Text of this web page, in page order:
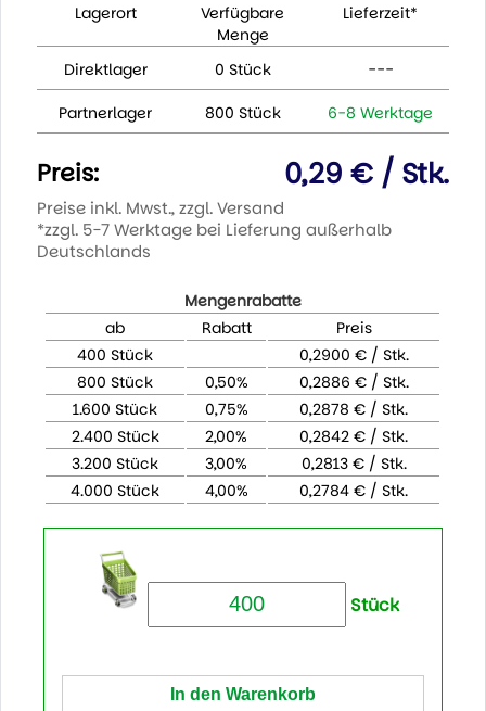
Lagerort
Verfügbare
Menge
Lieferzeit*
Direktlager 0 Stück ---
Partnerlager 800 Stück 6-8 Werktage
Preis: 0,29 € / Stk.
Preise inkl. Mwst., zzgl. Versand
*zzgl. 5-7 Werktage bei Lieferung außerhalb
Deutschlands
Mengenrabatte
ab
Rabatt
Preis
400 Stück
0,2900 € / Stk.
800 Stück
0,50%
0,2886 € / Stk.
1.600 Stück
0,75%
0,2878 € / Stk.
2.400 Stück
2,00%
0,2842 € / Stk.
3.200 Stück
3,00%
0,2813 € / Stk.
4.000 Stück
4,00% 0,2784 € / Stk.
Stück